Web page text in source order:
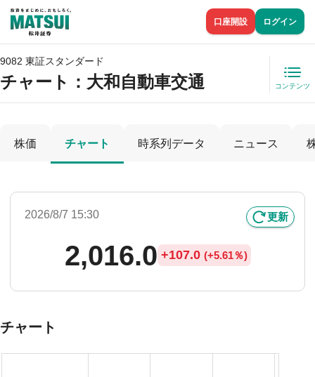
口座開設 ログイン
9082 東証スタンダード
チャート： 大和自動車交通 コンテンツ
株価 チャート 時系列データ ニュース
2026/8/7 15:30 更新
2,016.0 +107.0 (+5.61％)
チャート